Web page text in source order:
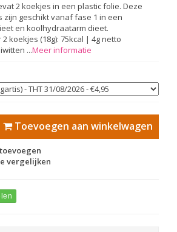
2 koekjes in een plastic folie. Deze
geschikt vanaf fase 1 in een
en koolhydraatarm dieet.
koekjes (18g): 75kcal | 4g netto
...Meer informatie
Toevoegen aan winkelwagen
vergelijken